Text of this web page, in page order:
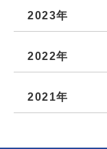
2023年
2022年
2021年